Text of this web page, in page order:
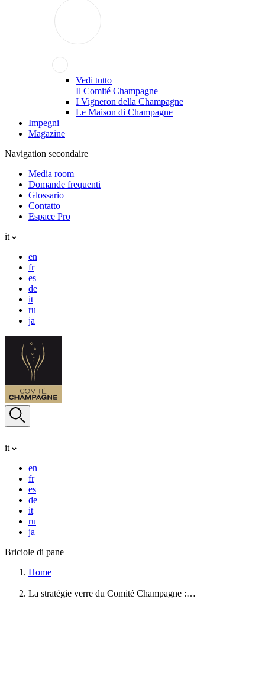
Vedi tutto
Il Comité Champagne
I Vigneron della Champagne
Le Maison di Champagne
Impegni
Magazine
Navigation secondaire
Media room
Domande frequenti
Glossario
Contatto
Espace Pro
it
en
fr
es
de
it
ru
ja
it
en
fr
es
de
it
ru
ja
Briciole di pane
Home
—
La stratégie verre du Comité Champagne :…